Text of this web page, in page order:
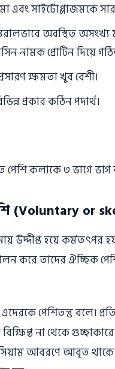
এবং সাইটোপ্লাজমকে
অবস্থিত অসংখ্য
নামক প্রােটিন দিয়ে
ক্ষমতা খুব বেশী।
প্রকার কঠিন পদার্থ।
পেশি কলাকে ৩ ভাগে
(Voluntary or
উদ্দীপ্ত হয়ে কর্মতৎপর
করে তাদের ঐচ্ছিক
পেশিতন্তু বলে।
না থেকে গুচ্ছাকারে
আবরণে আবৃত থাকে।